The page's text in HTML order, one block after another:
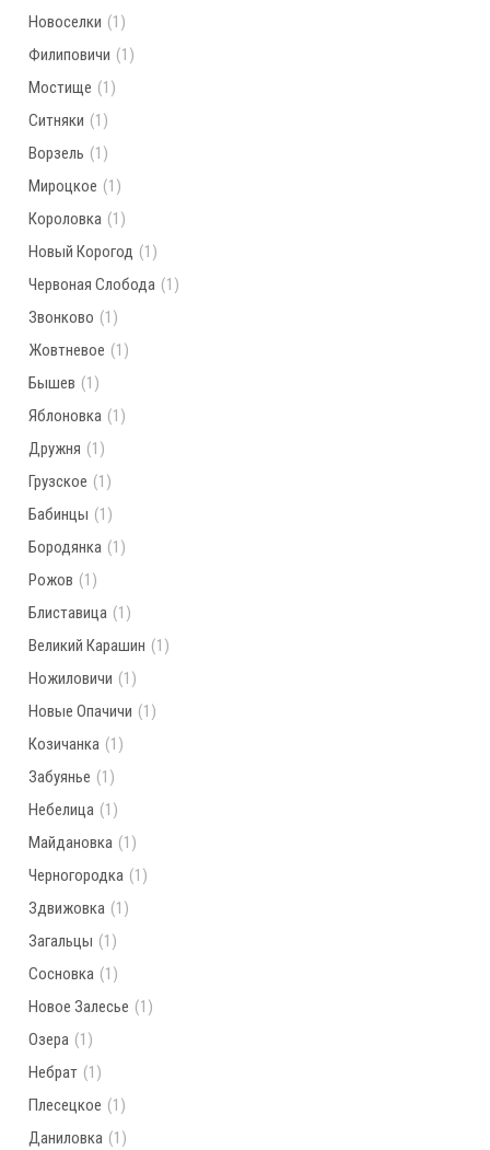
Новоселки (1)
Филиповичи (1)
Мостище (1)
Ситняки (1)
Ворзель (1)
Мироцкое (1)
Короловка (1)
Новый Корогод (1)
Червоная Слобода (1)
Звонково (1)
Жовтневое (1)
Бышев (1)
Яблоновка (1)
Дружня (1)
Грузское (1)
Бабинцы (1)
Бородянка (1)
Рожов (1)
Блиставица (1)
Великий Карашин (1)
Ножиловичи (1)
Новые Опачичи (1)
Козичанка (1)
Забуянье (1)
Небелица (1)
Майдановка (1)
Черногородка (1)
Здвижовка (1)
Загальцы (1)
Сосновка (1)
Новое Залесье (1)
Озера (1)
Небрат (1)
Плесецкое (1)
Даниловка (1)